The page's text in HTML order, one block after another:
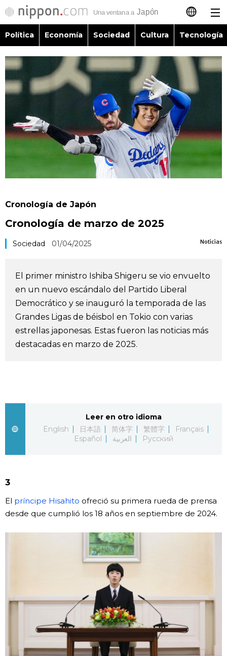
日本語
English
简体字
繁體字
Français
العربية
Política
Economía
Sociedad
Vida
Guía de Japón
Vídeos e imágenes
En profundidad
Fragmentos de Japón
Blog
Tokio
Política Economía Sociedad Cultura Tecnología
Cronología de Japón
Cronología de marzo de 2025
Noticias
Sociedad 01/04/2025
El primer ministro Ishiba Shigeru se vio envuelto
en un nuevo escándalo del Partido Liberal
Democrático y se inauguró la temporada de las
Grandes Ligas de béisbol en Tokio con varias
estrellas japonesas. Estas fueron las noticias más
destacadas en marzo de 2025.
Leer en otro idioma
English
日本語 简体字 繁體字
Français
Español
العربية Русский
3
El príncipe Hisahito ofreció su primera rueda de prensa
desde que cumplió los 18 años en septiembre de 2024.